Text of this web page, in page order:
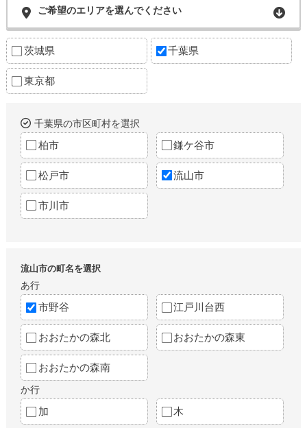
ご希望のエリアを選んでください
茨城県 千葉県
東京都
千葉県の市区町村を選択
柏市 鎌ケ谷市
松戸市 流山市
市川市
流山市の町名を選択
あ行
市野谷 江戸川台西
おおたかの森北 おおたかの森東
おおたかの森南
か行
加 木